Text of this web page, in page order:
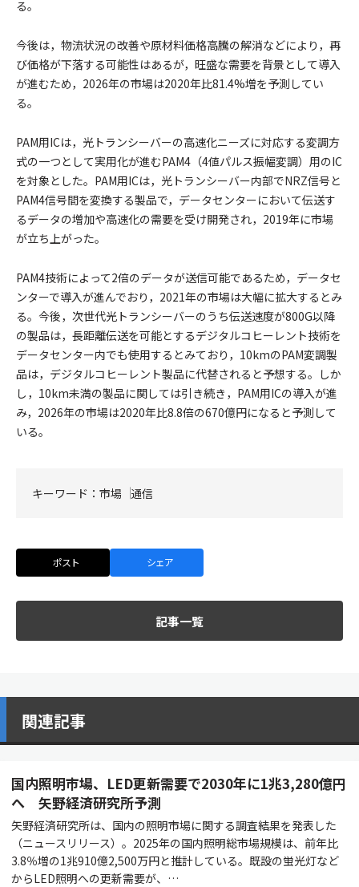
る。
今後は，物流状況の改善や原材料価格高騰の解消などにより，再
び価格が下落する可能性はあるが，旺盛な需要を背景として導入
が進むため，2026年の市場は2020年比81.4%増を予測してい
る。
PAM用ICは，光トランシーバーの高速化ニーズに対応する変調方
式の一つとして実用化が進むPAM4（4値パルス振幅変調）用のIC
を対象とした。PAM用ICは，光トランシーバー内部でNRZ信号と
PAM4信号間を変換する製品で，データセンターにおいて伝送す
るデータの増加や高速化の需要を受け開発され，2019年に市場
が立ち上がった。
PAM4技術によって2倍のデータが送信可能であるため，データセ
ンターで導入が進んでおり，2021年の市場は大幅に拡大するとみ
る。今後，次世代光トランシーバーのうち伝送速度が800G以降
の製品は，長距離伝送を可能とするデジタルコヒーレント技術を
データセンター内でも使用するとみており，10kmのPAM変調製
品は，デジタルコヒーレント製品に代替されると予想する。しか
し，10km未満の製品に関しては引き続き，PAM用ICの導入が進
み，2026年の市場は2020年比8.8倍の670億円になると予測して
いる。
キーワード： 市場 通信
ポスト シェア
記事一覧
関連記事
国内照明市場、LED更新需要で2030年に1兆3,280億円
へ 矢野経済研究所予測
矢野経済研究所は、国内の照明市場に関する調査結果を発表した
（ニュースリリース）。2025年の国内照明総市場規模は、前年比
3.8％増の1兆910億2,500万円と推計している。既設の蛍光灯など
からLED照明への更新需要が、…